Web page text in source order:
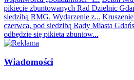
pikiecie zbuntowanych Rad Dzielnic
siedzibą RMG. Wydarzenie z...
czerwca, pod siedzibą Rady Miasta
odbędzie się pikieta zbuntow...
Wiadomości